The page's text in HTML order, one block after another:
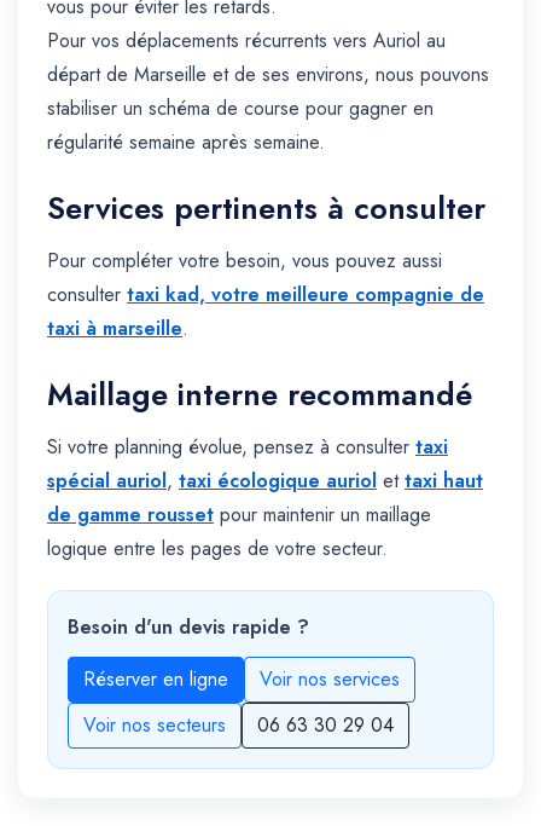
vous pour éviter les retards.
Pour vos déplacements récurrents vers Auriol au
départ de Marseille et de ses environs, nous pouvons
stabiliser un schéma de course pour gagner en
régularité semaine après semaine.
Services pertinents à consulter
Pour compléter votre besoin, vous pouvez aussi
consulter taxi kad, votre meilleure compagnie de
taxi à marseille.
Maillage interne recommandé
Si votre planning évolue, pensez à consulter taxi
spécial auriol, taxi écologique auriol ettaxi haut
de gamme rousset pour maintenir un maillage
logique entre les pages de votre secteur.
Besoin d'un devis rapide ?
Réserver en ligne
Voir nos services
Voir nos secteurs
06 63 30 29 04